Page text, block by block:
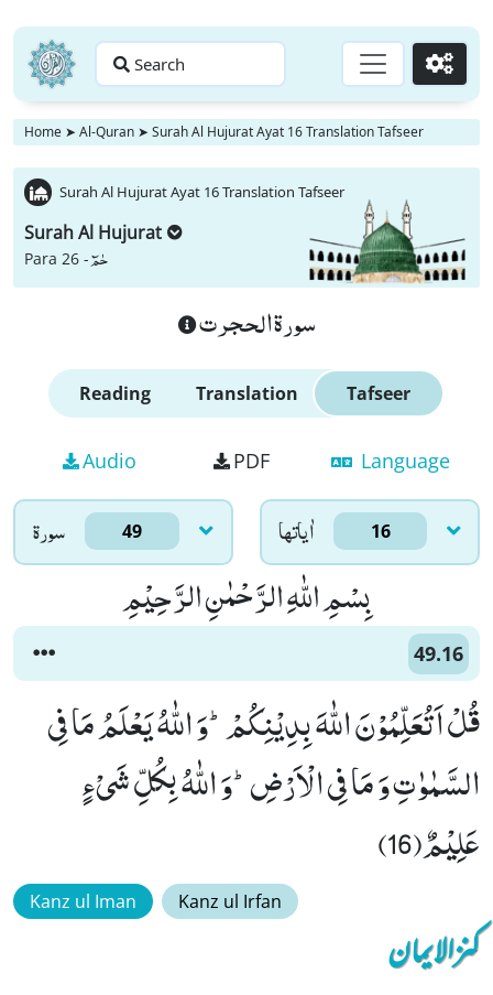
Search Go
Home ➤ Al-Quran ➤ Surah Al Hujurat Ayat 16 Translation Tafseer
Surah Al Hujurat Ayat 16 Translation Tafseer
Surah Al Hujurat
Para 26 -حٰمٓ
سورة الحجرت
Reading Translation Tafseer
Audio PDF Language
سورۃ 49 اٰياتها 16
بِسْمِ اللّٰهِ الرَّحْمٰنِ الرَّحِیْمِ
49.16
قُلْ اَتُعَلِّمُوْنَ اللّٰهَ بِدِیْنِكُمْؕ-وَ اللّٰهُ یَعْلَمُ مَا فِی
السَّمٰوٰتِ وَ مَا فِی الْاَرْضِؕ-وَ اللّٰهُ بِكُلِّ شَیْءٍ
عَلِیْمٌ(16)
Kanz ul Iman Kanz ul Irfan
کنزالایمان